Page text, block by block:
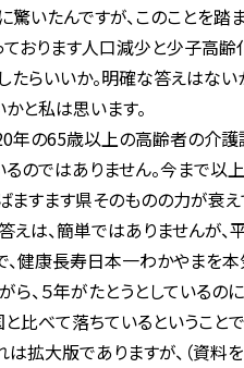
驚いたんですが、このことを
おります人口減少と少子高齢
らいいか。明確な答えはな
と私は思います。
年の65歳以上の高齢者の介
のではありません。今まで
すます県そのものの力が衰え
えは、簡単ではありません
、健康長寿日本一わかやまを
ら、５年がたとうとしている
比べて落ちているということ
拡大版でありますが、（資料